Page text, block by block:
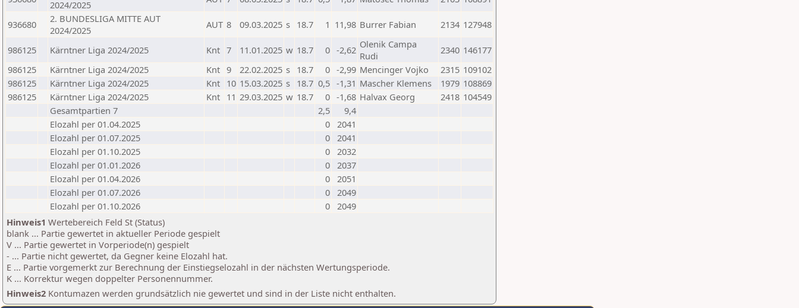
2024/2025
936680
2. BUNDESLIGA MITTE AUT
2024/2025
AUT 8 09.03.2025 s 18.7 1 11,98 Burrer Fabian 2134 127948
986125 Kärntner Liga 2024/2025 Knt 7 11.01.2025 w 18.7 0 -2,62 Olenik Campa
Rudi
2340 146177
986125
Kärntner Liga 2024/2025 Knt 9 22.02.2025 s 18.7 0 -2,99 Mencinger Vojko 2315 109102
986125
Kärntner Liga 2024/2025 Knt 10 15.03.2025 s 18.7 0,5 -1,31 Mascher Klemens 1979 108869
986125
Kärntner Liga 2024/2025 Knt 11 29.03.2025 w 18.7 0 -1,68 Halvax Georg 2418 104549
Gesamtpartien 7
2,5
9,4
Elozahl per 01.04.2025
0 2041
Elozahl per 01.07.2025
0 2041
Elozahl per 01.10.2025
0 2032
Elozahl per 01.01.2026
0 2037
Elozahl per 01.04.2026
0 2051
Elozahl per 01.07.2026
0 2049
Elozahl per 01.10.2026
0 2049
Hinweis1 Wertebereich Feld St (Status)
blank ... Partie gewertet in aktueller Periode gespielt
V ... Partie gewertet in Vorperiode(n) gespielt
- ... Partie nicht gewertet, da Gegner keine Elozahl hat.
E ... Partie vorgemerkt zur Berechnung der Einstiegselozahl in der nächsten Wertungsperiode.
K ... Korrektur wegen doppelter Personennummer.
Hinweis2 Kontumazen werden grundsätzlich nie gewertet und sind in der Liste nicht enthalten.